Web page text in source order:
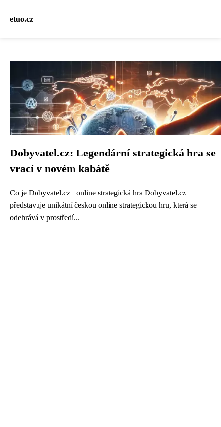
etuo.cz
Dobyvatel.cz: Legendární strategická hra se
vrací v novém kabátě
Co je Dobyvatel.cz - online strategická hra Dobyvatel.cz
představuje unikátní českou online strategickou hru, která se
odehrává v prostředí...